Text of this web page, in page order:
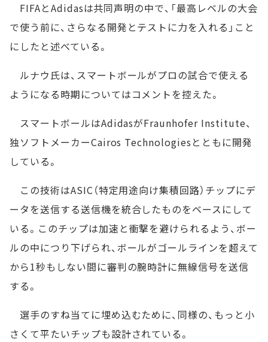
FIFAとAdidasは共同声明の中で、「最高レベルの大会
で使う前に、さらなる開発とテストに力を入れる」こと
にしたと述べている。
ルナウ氏は、スマートボールがプロの試合で使える
ようになる時期についてはコメントを控えた。
スマートボールはAdidasがFraunhofer Institute、
独ソフトメーカーCairos Technologiesとともに開発
している。
この技術はASIC（特定用途向け集積回路）チップにデ
ータを送信する送信機を統合したものをベースにして
いる。このチップは加速と衝撃を避けられるよう、ボー
ルの中につり下げられ、ボールがゴールラインを超えて
から1秒もしない間に審判の腕時計に無線信号を送信
する。
選手のすね当てに埋め込むために、同様の、もっと小
さくて平たいチップも設計されている。